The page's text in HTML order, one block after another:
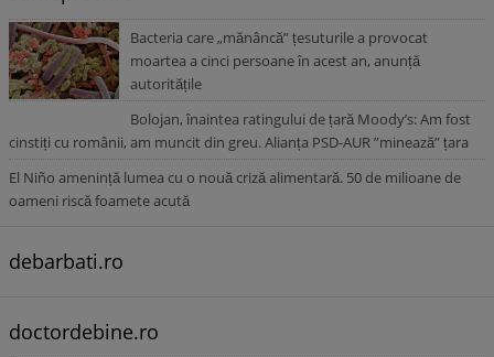
Bacteria care „mănâncă” țesuturile a provocat
moartea a cinci persoane în acest an, anunță
autoritățile
Bolojan, înaintea ratingului de țară Moody’s: Am fost
cinstiți cu românii, am muncit din greu. Alianța PSD-AUR ”minează” țara
El Niño amenință lumea cu o nouă criză alimentară. 50 de milioane de
oameni riscă foamete acută
debarbati.ro
doctordebine.ro